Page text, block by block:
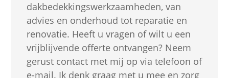
dakbedekkingswerkzaamheden, van
advies en onderhoud tot reparatie en
renovatie. Heeft u vragen of wilt u een
vrijblijvende offerte ontvangen? Neem
gerust contact met mij op via telefoon of
e-mail. Ik denk graag met u mee en zorg